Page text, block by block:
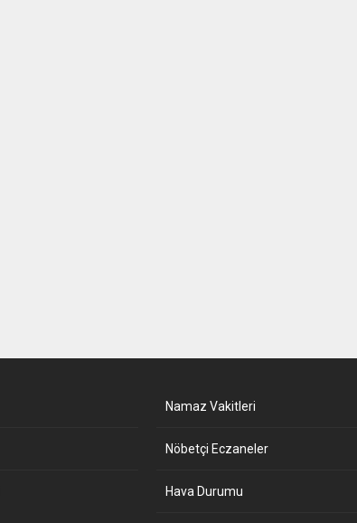
Namaz Vakitleri
Nöbetçi Eczaneler
Hava Durumu